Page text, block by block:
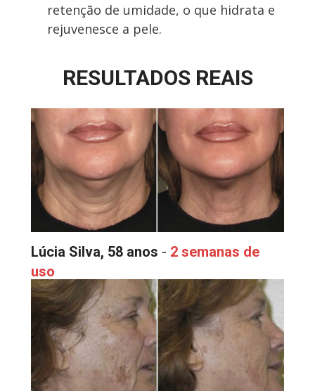
retenção de umidade, o que hidrata e
rejuvenesce a pele.
RESULTADOS REAIS
Lúcia Silva, 58 anos - 2 semanas de
uso